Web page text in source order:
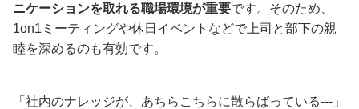
ニケーションを取れる職場環境が重要です。そのため、
1on1ミーティングや休日イベントなどで上司と部下の親
睦を深めるのも有効です。
「社内のナレッジが、あちらこちらに散らばっている---」